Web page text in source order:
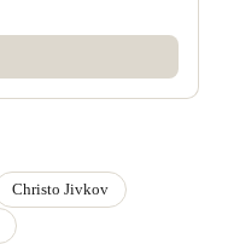
Christo Jivkov